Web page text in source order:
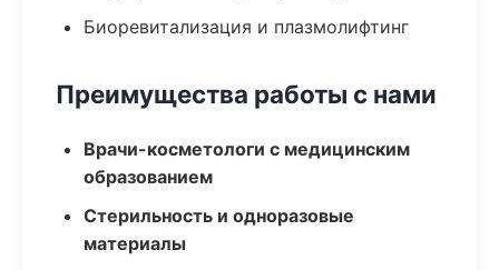
Биоревитализация и плазмолифтинг
Преимущества работы с нами
Врачи-косметологи с медицинским
образованием
Стерильность и одноразовые
материалы